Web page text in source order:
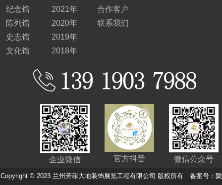
纪念馆
陈列馆
史志馆
文化馆
2021年
2020年
2019年
2018年
合作客户
联系我们
企业微信 官方抖音 微信公众号
Copyright © 2023 兰州芳菲大地装饰展览工程有限公司 版权所有 备案号： 陇